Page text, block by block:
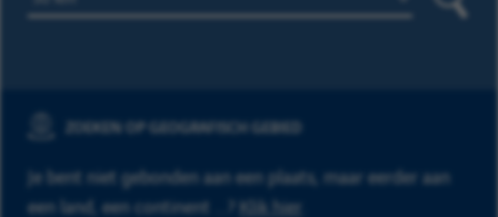
ZOEKEN OP GEOGRAFISCH GEBIED
Je bent niet gebonden aan een plaats, maar eerder aan
een land, een continent ...? Klik hier